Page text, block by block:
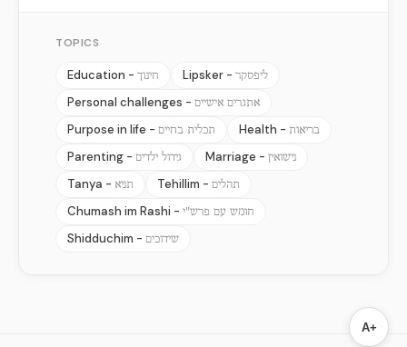
TOPICS
Education - חינוך Lipsker - ליפסקר
Personal challenges - אתגרים אישיים
Purpose in life - תכלית בחיים Health - בריאות
Parenting - גידול ילדים Marriage - נישואין
Tanya - תניא Tehillim - תהלים
Chumash im Rashi - חומש עם פרש"י
Shidduchim - שידוכים
A+